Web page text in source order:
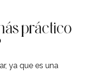
práctico
ya que es una